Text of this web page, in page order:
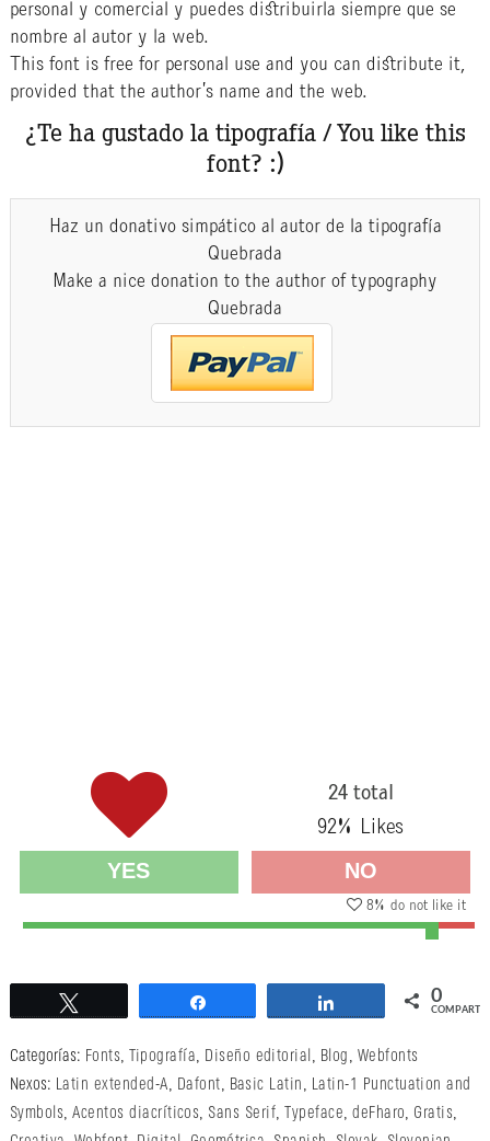
personal y comercial y puedes distribuirla siempre que se
nombre al autor y la web.
This font is free for personal use and you can distribute it,
provided that the author’s name and the web.
¿Te ha gustado la tipografía / You like this
font? :)
Haz un donativo simpático al autor de la tipografía
Quebrada
Make a nice donation to the author of typography
Quebrada
24 total
92% Likes
YES NO
8% do not like it
Compartir 0
COMPARTIR
Categorías: Fonts, Tipografía, Diseño editorial , Blog , Webfonts
Nexos: Latin extended-A, Dafont, Basic Latin , Latin-1 Punctuation and
Symbols,Acentos diacríticos, Sans Serif, Typeface,deFharo, Gratis,